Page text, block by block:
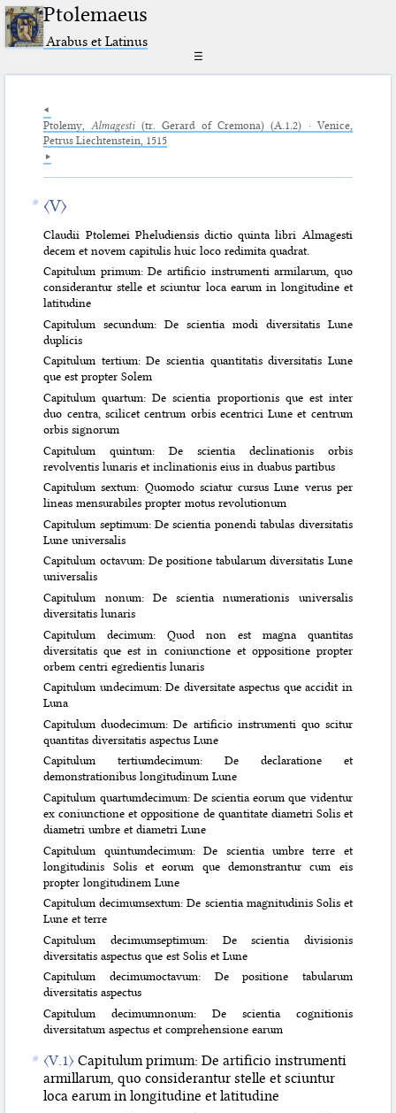
Ptolemaeus
Arabus et Latinus
☰
Ptolemy, Almagesti(tr. Gerard of Cremona) (A.1.2) · Venice,
Petrus Liechtenstein, 1515
〈V〉
Claudii Ptolemei Pheludiensis dictio quinta libri Almagesti
decem et novem capitulis huic loco redimita quadrat.
Capitulum primum: De artificio instrumenti armilarum, quo
considerantur stelle et sciuntur loca earum in longitudine et
latitudine
Capitulum secundum: De scientia modi diversitatis Lune
duplicis
Capitulum tertium: De scientia quantitatis diversitatis Lune
que est propter Solem
Capitulum quartum: De scientia proportionis que est inter
duo centra, scilicet centrum orbis ecentrici Lune et centrum
orbis signorum
Capitulum quintum: De scientia declinationis orbis
revolventis lunaris et inclinationis eius in duabus partibus
Capitulum sextum: Quomodo sciatur cursus Lune verus per
lineas mensurabiles propter motus revolutionum
Capitulum septimum: De scientia ponendi tabulas diversitatis
Lune universalis
Capitulum octavum: De positione tabularum diversitatis Lune
universalis
Capitulum nonum: De scientia numerationis universalis
diversitatis lunaris
Capitulum decimum: Quod non est magna quantitas
diversitatis que est in coniunctione et oppositione propter
orbem centri egredientis lunaris
Capitulum undecimum: De diversitate aspectus que accidit in
Luna
Capitulum duodecimum: De artificio instrumenti quo scitur
quantitas diversitatis aspectus Lune
Capitulum tertiumdecimum: De declaratione et
demonstrationibus longitudinum Lune
Capitulum quartumdecimum: De scientia eorum que videntur
ex coniunctione et oppositione de quantitate diametri Solis et
diametri umbre et diametri Lune
Capitulum quintumdecimum: De scientia umbre terre et
longitudinis Solis et eorum que demonstrantur cum eis
propter longitudinem Lune
Capitulum decimumsextum: De scientia magnitudinis Solis et
Lune et terre
Capitulum decimumseptimum: De scientia divisionis
diversitatis aspectus que est Solis et Lune
Capitulum decimumoctavum: De positione tabularum
diversitatis aspectus
Capitulum decimumnonum: De scientia cognitionis
diversitatum aspectus et comprehensione earum
〈V.1〉 Capitulum primum: De artificio instrumenti
armillarum, quo considerantur stelle et sciuntur
loca earum in longitudine et latitudine